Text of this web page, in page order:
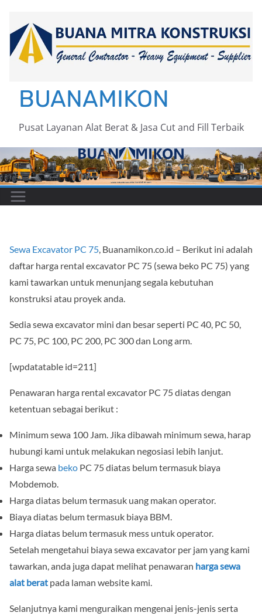
content
BUANAMIKON
Pusat Layanan Alat Berat & Jasa Cut and Fill Terbaik
Sewa Excavator PC 75 , Buanamikon.co.id – Berikut ini adalah
daftar harga rental excavator PC 75 (sewa beko PC 75) yang
kami tawarkan untuk menunjang segala kebutuhan
konstruksi atau proyek anda.
Sedia sewa excavator mini dan besar seperti PC 40, PC 50,
PC 75, PC 100, PC 200, PC 300 dan Long arm.
[wpdatatable id=211]
Penawaran harga rental excavator PC 75 diatas dengan
ketentuan sebagai berikut :
Minimum sewa 100 Jam. Jika dibawah minimum sewa, harap
hubungi kami untuk melakukan negosiasi lebih lanjut.
Harga sewa beko PC 75 diatas belum termasuk biaya
Mobdemob.
Harga diatas belum termasuk uang makan operator.
Biaya diatas belum termasuk biaya BBM.
Harga diatas belum termasuk mess untuk operator.
Setelah mengetahui biaya sewa excavator per jam yang kami
tawarkan, anda juga dapat melihat penawaran harga sewa
alat berat pada laman website kami.
Selanjutnya kami menguraikan mengenai jenis-jenis serta